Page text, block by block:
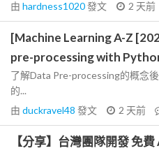
由 hardness1020發文 2 天前
[Machine Learning A-Z
pre-processing with
了解Data Pre-processing的概念
的...
由 duckravel48 發文 2 天前
【分享】台灣團隊開發 免